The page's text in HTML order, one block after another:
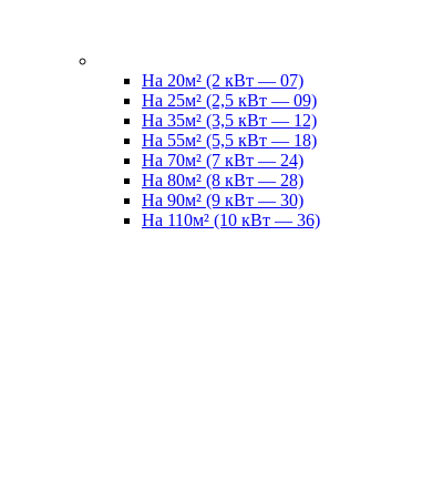
На 20м² (2 кВт — 07)
На 25м² (2,5 кВт — 09)
На 35м² (3,5 кВт — 12)
На 55м² (5,5 кВт — 18)
На 70м² (7 кВт — 24)
На 80м² (8 кВт — 28)
На 90м² (9 кВт — 30)
На 110м² (10 кВт — 36)